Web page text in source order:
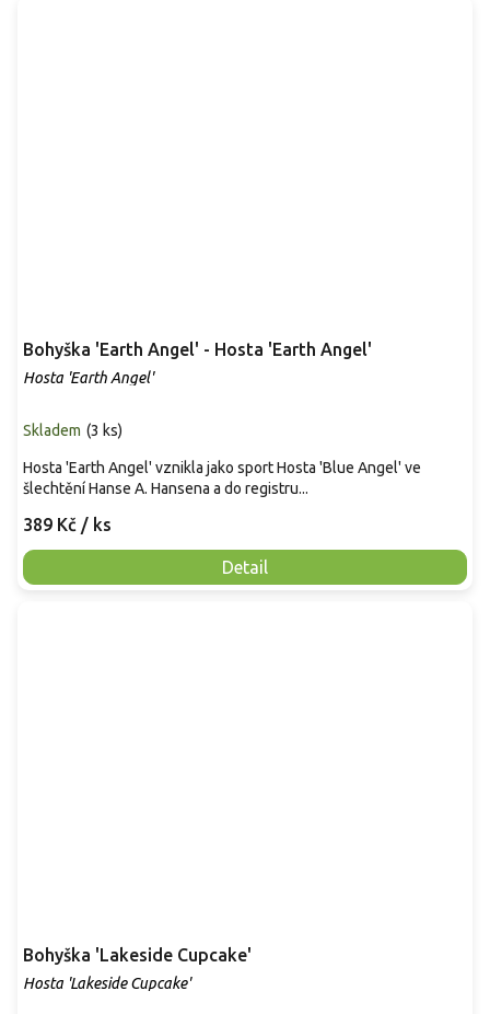
Bohyška 'Earth Angel' - Hosta 'Earth Angel'
Hosta 'Earth Angel'
Skladem (3 ks)
389 Kč / ks
Detail
Hosta 'Earth Angel' vznikla jako sport Hosta 'Blue Angel' ve
šlechtění Hanse A. Hansena a do registru...
Bohyška 'Lakeside Cupcake'
Hosta 'Lakeside Cupcake'